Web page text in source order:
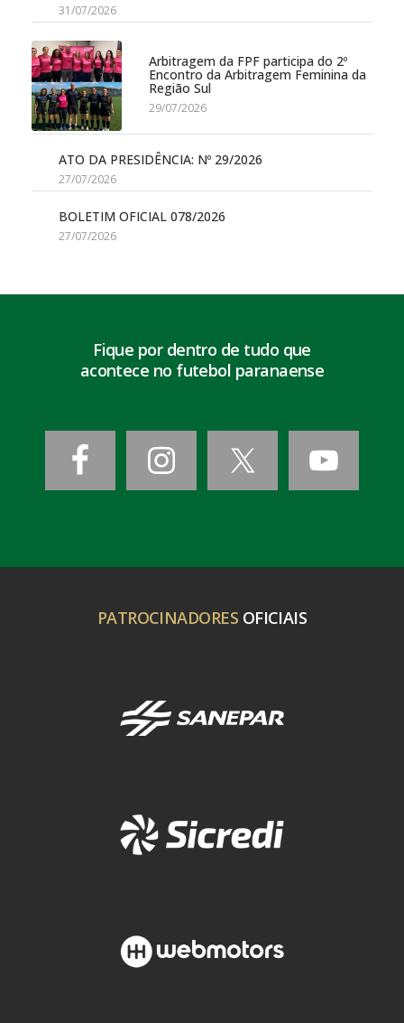
31/07/2026
Arbitragem da FPF participa do 2º
Encontro da Arbitragem Feminina da
Região Sul
29/07/2026
ATO DA PRESIDÊNCIA: Nº 29/2026
27/07/2026
BOLETIM OFICIAL 078/2026
27/07/2026
Fique por dentro de tudo que
acontece no futebol paranaense
PATROCINADORES OFICIAIS